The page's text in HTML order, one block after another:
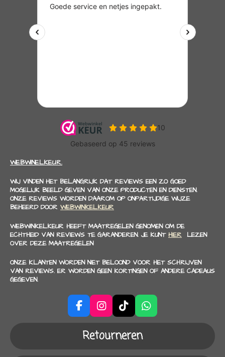
WEBWINELKEUR.
WIJ VINDEN HET BELANGRIJK DAT REVIEWS EEN ZO GOED
MOGELIJK BEELD GEVEN VAN ONZE PRODUCTEN EN DIENSTEN.
ONZE REVIEWS WORDEN DAAROM OP ONPARTIJDIGE WIJZE
BEHEERD DOOR WEBWINKELKEUR
WEBWINKELKEUR HEEFT MAATREGELEN GENOMEN OM DE
ECHTHEID VAN REVIEWS TE GARANDEREN. JE KUNT HIER LEZEN
OVER DEZE MAATREGELEN
ONZE KLANTEN WORDEN NIET BELOOND VOOR HET SCHRIJVEN
VAN REVIEWS. ER WORDEN GEEN KORTINGEN OF ANDERE CADEAUS
GEGEVEN.
F
a
b
I
n
s
t
a
T
i
k
T
o
W
h
s
Retourneren